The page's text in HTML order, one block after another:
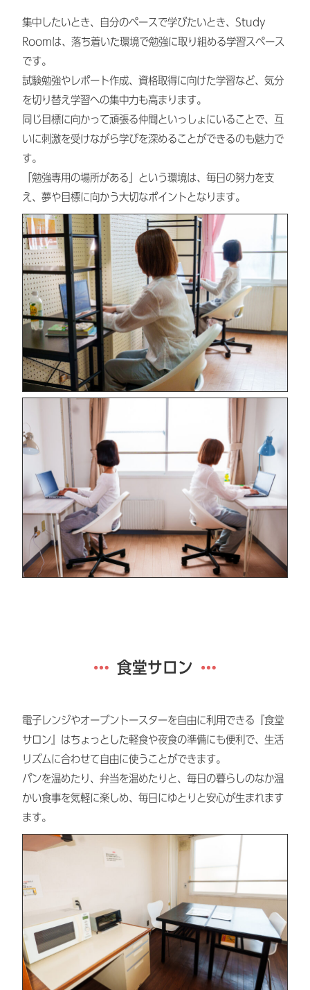
集中したいとき、自分のペースで学びたいとき、Study
Roomは、落ち着いた環境で勉強に取り組める学習スペース
です。
試験勉強やレポート作成、資格取得に向けた学習など、気分
を切り替え学習への集中力も高まります。
同じ目標に向かって頑張る仲間といっしょにいることで、互
いに刺激を受けながら学びを深めることができるのも魅力で
す。
「勉強専用の場所がある」という環境は、毎日の努力を支
え、夢や目標に向かう大切なポイントとなります。
食堂サロン
電子レンジやオーブントースターを自由に利用できる『食堂
サロン』はちょっとした軽食や夜食の準備にも便利で、生活
リズムに合わせて自由に使うことができます。
パンを温めたり、弁当を温めたりと、毎日の暮らしのなか温
かい食事を気軽に楽しめ、毎日にゆとりと安心が生まれます
ます。